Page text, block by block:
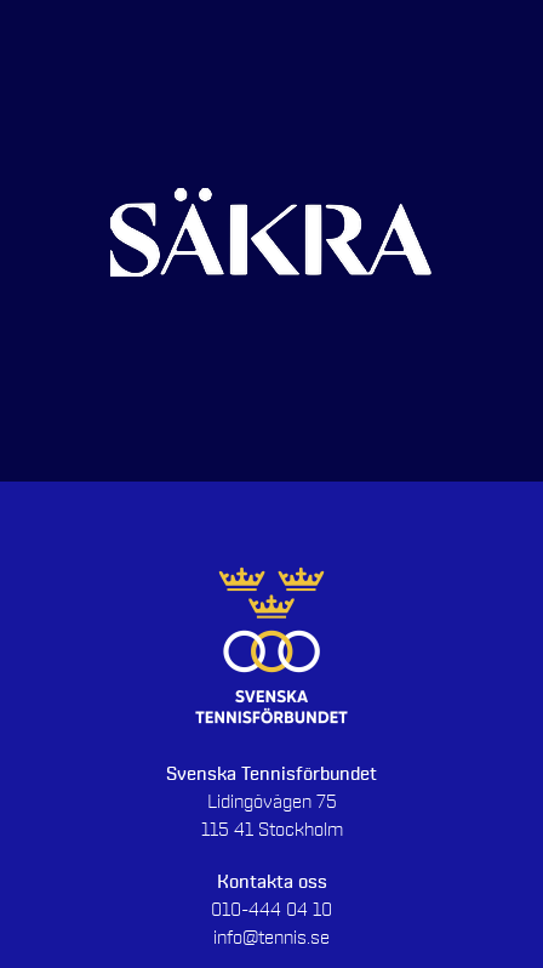
Svenska Tennisförbundet
Lidingövägen 75
115 41 Stockholm
Kontakta oss
010-444 04 10
info@tennis.se